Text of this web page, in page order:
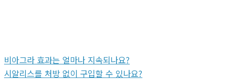
비아그라 효과는 얼마나 지속되나요?
시알리스를 처방 없이 구입할 수 있나요?